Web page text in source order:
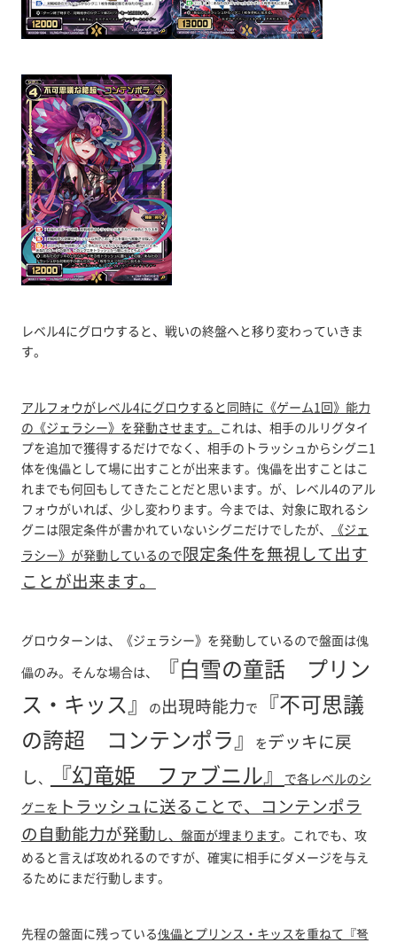
レベル4にグロウすると、戦いの終盤へと移り変わっていきま
す。
アルフォウがレベル4にグロウすると同時に《ゲーム1回》能力
の《ジェラシー》を発動させます。 これは、相手のルリグタイ
プを追加で獲得するだけでなく、相手のトラッシュからシグニ1
体を傀儡として場に出すことが出来ます。傀儡を出すことはこ
れまでも何回もしてきたことだと思います。が、レベル4のアル
フォウがいれば、少し変わります。今までは、対象に取れるシ
グニは限定条件が書かれていないシグニだけでしたが、
《ジェ
ラシー》が発動しているので限定条件を無視して出す
ことが出来ます。
グロウターンは、《ジェラシー》を発動しているので盤面は傀
儡のみ。そんな場合は、
『白雪の童話 プリン
ス・キッス』
の出現時能力で
『不可思議
の誇超 コンテンポラ』
をデッキに戻
し、 『幻竜姫 ファブニル』
で各レベルのシ
グニを トラッシュに送ることで、コンテンポラ
の自動能力が発動 し、盤面が埋まります。これでも、攻
めると言えば攻めれるのですが、確実に相手にダメージを与え
るためにまだ行動します。
先程の盤面に残っている傀儡とプリンス・キッスを重ねて『弩